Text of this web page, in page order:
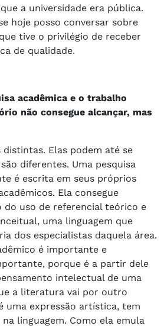
a universidade era pública.
hoje posso conversar sobre
tive o privilégio de receber
de qualidade.
acadêmica e o trabalho
não consegue alcançar, mas
distintas. Elas podem até se
diferentes. Uma pesquisa
é escrita em seus próprios
Ela consegue
do uso de referencial teórico e
uma linguagem que
dos especialistas daquela área.
é importante e
porque é a partir dele
intelectual de uma
a literatura vai por outro
uma expressão artística, tem
linguagem. Como ela emula